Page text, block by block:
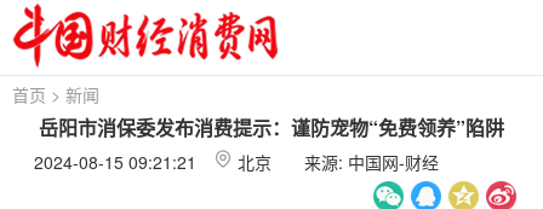
首页 > 新闻
岳阳市消保委发布消费提示：谨防宠物“免费领养”陷阱
2024-08-15 09:21:21 北京 来源: 中国网-财经